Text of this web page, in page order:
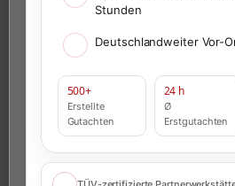
Stunden
Deutschlandweiter Vor-
500+
Erstellte
Gutachten
24 h
Ø
Erstgutachten